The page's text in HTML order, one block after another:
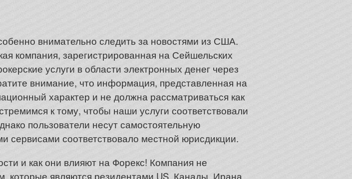
внимательно следить за новостями из США.
компания, зарегистрированная на Сейшельских
услуги в области электронных денег через
внимание, что информация, представленная на
характер и не должна рассматриваться как
к тому, чтобы наши услуги соответствовали
пользователи несут самостоятельную
сервисами соответствовало местной юрисдикции.
и как они влияют на Форекс! Компания не
которые являются резидентами US, Канады, Ирана,